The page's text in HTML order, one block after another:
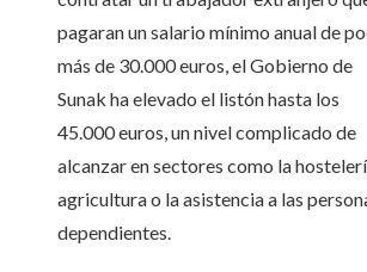
pagaran un salario mínimo anual de
más de 30.000 euros, el Gobierno de
Sunak ha elevado el listón hasta los
45.000 euros, un nivel complicado de
alcanzar en sectores como la
agricultura o la asistencia a las
dependientes.